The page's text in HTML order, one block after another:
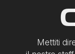
Mettiti